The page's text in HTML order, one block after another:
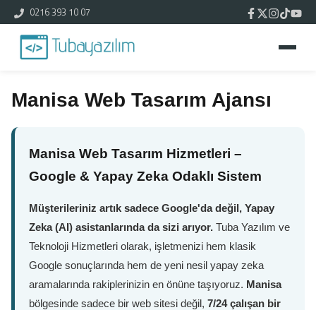
0216 393 10 07
Manisa Web Tasarım Ajansı
Manisa Web Tasarım Hizmetleri –
Google & Yapay Zeka Odaklı Sistem
Müşterileriniz artık sadece Google'da değil, Yapay
Zeka (AI) asistanlarında da sizi arıyor. Tuba Yazılım ve
Teknoloji Hizmetleri olarak, işletmenizi hem klasik
Google sonuçlarında hem de yeni nesil yapay zeka
aramalarında rakiplerinizin en önüne taşıyoruz. Manisa
bölgesinde sadece bir web sitesi değil, 7/24 çalışan bir